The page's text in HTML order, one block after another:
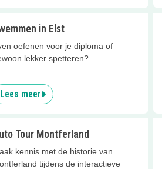
in Elst
oefenen voor je diploma of
lekker spetteren?
Lees meer
Tour Montferland
kennis met de historie van
tijdens de interactieve